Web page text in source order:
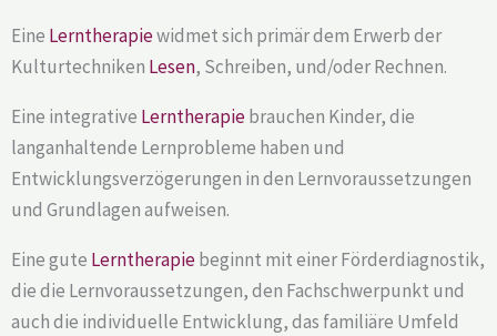
Eine Lerntherapiewidmet sich primär dem Erwerb der
Kulturtechniken Lesen, Schreiben, und/oder Rechnen.
Eine integrative Lerntherapiebrauchen Kinder, die
langanhaltende Lernprobleme haben und
Entwicklungsverzögerungen in den Lernvoraussetzungen
und Grundlagen aufweisen.
Eine gute Lerntherapiebeginnt mit einer Förderdiagnostik,
die die Lernvoraussetzungen, den Fachschwerpunkt und
auch die individuelle Entwicklung, das familiäre Umfeld